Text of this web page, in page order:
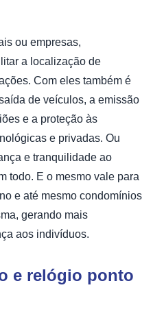
ou empresas,
a localização de
Com eles também é
de veículos, a emissão
e a proteção às
e privadas. Ou
e tranquilidade ao
todo. E o mesmo vale para
e até mesmo condomínios
gerando mais
aos indivíduos.
e relógio ponto